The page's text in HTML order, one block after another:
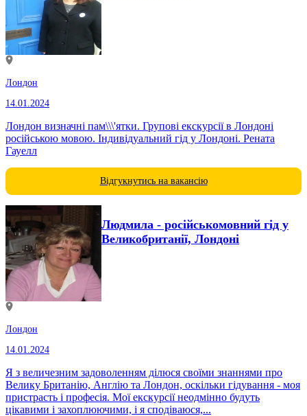
Лондон
14.01.2024
Лондон визначні пам\\\'ятки. Групові екскурсії в Лондоні
російською мовою. Індивідуальний гід у Лондоні. Рената
Гауелл
Відгукнутись на вакансію
Людмила - російськомовний гід у
Великобританії, Лондоні
Лондон
14.01.2024
Я з величезним задоволенням ділюся своїми знаннями про
Велику Британію, Англію та Лондон, оскільки гідування - моя
пристрасть і професія. Мої екскурсії неодмінно будуть
цікавими і захоплюючими, і я сподіваюся,...